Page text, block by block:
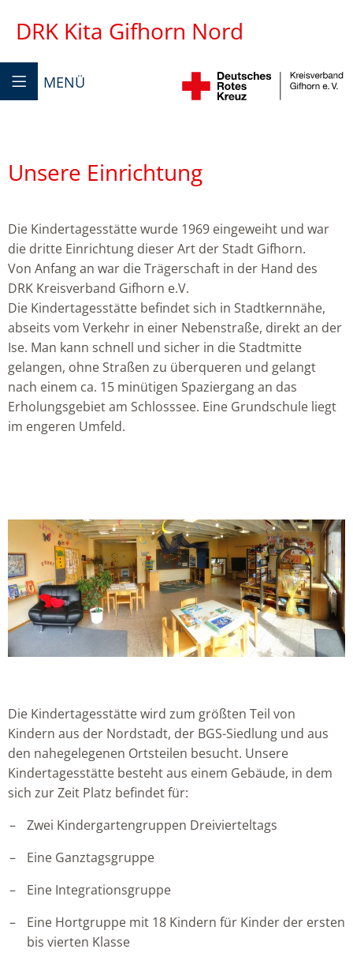
DRK Kita Gifhorn Nord
MENÜ
Unsere Einrichtung
Die Kindertagesstätte wurde 1969 eingeweiht und war
die dritte Einrichtung dieser Art der Stadt Gifhorn.
Von Anfang an war die Trägerschaft in der Hand des
DRK Kreisverband Gifhorn e.V.
Die Kindertagesstätte befindet sich in Stadtkernnähe,
abseits vom Verkehr in einer Nebenstraße, direkt an der
Ise. Man kann schnell und sicher in die Stadtmitte
gelangen, ohne Straßen zu überqueren und gelangt
nach einem ca. 15 minütigen Spaziergang an das
Erholungsgebiet am Schlosssee. Eine Grundschule liegt
im engeren Umfeld.
Die Kindertagesstätte wird zum größten Teil von
Kindern aus der Nordstadt, der BGS-Siedlung und aus
den nahegelegenen Ortsteilen besucht. Unsere
Kindertagesstätte besteht aus einem Gebäude, in dem
sich zur Zeit Platz befindet für:
Zwei Kindergartengruppen Dreivierteltags
Eine Ganztagsgruppe
Eine Integrationsgruppe
Eine Hortgruppe mit 18 Kindern für Kinder der ersten
bis vierten Klasse